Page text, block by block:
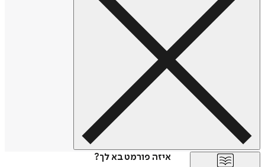
איזה פורמט בא לך?